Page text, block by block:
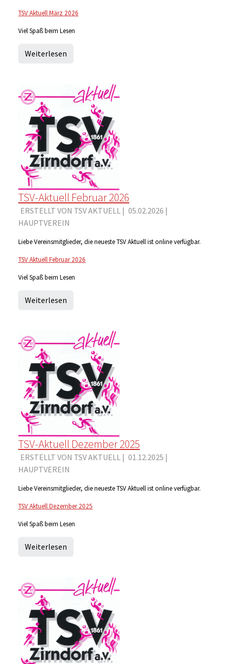
TSV Aktuell März 2026
Viel Spaß beim Lesen
Weiterlesen
TSV-Aktuell Februar 2026
ERSTELLT VON TSV AKTUELL | 05.02.2026 |
HAUPTVEREIN
Liebe Vereinsmitglieder, die neueste TSV Aktuell ist online verfügbar.
TSV Aktuell Februar 2026
Viel Spaß beim Lesen
Weiterlesen
TSV-Aktuell Dezember 2025
ERSTELLT VON TSV AKTUELL | 01.12.2025 |
HAUPTVEREIN
Liebe Vereinsmitglieder, die neueste TSV Aktuell ist online verfügbar.
TSV Aktuell Dezember 2025
Viel Spaß beim Lesen
Weiterlesen